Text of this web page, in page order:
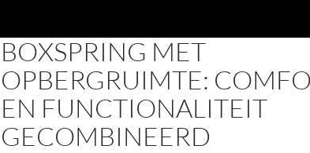
BOXSPRING MET
OPBERGRUIMTE:
EN FUNCTIONALITEIT
GECOMBINEERD